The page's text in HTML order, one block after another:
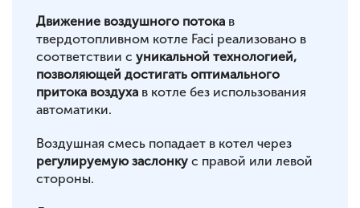
Движение воздушного потока в
твердотопливном котле Faci реализовано в
соответствии с уникальной технологией,
позволяющей достигать оптимального
притока воздуха в котле без использования
автоматики.
Воздушная смесь попадает в котел через
регулируемую заслонку с правой или левой
стороны.